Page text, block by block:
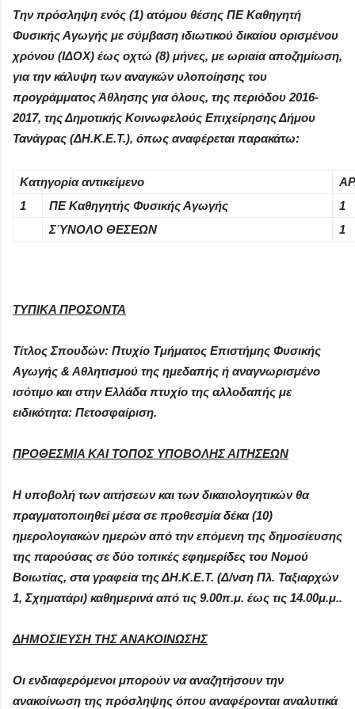
Την πρόσληψη ενός (1) ατόμου θέσης ΠΕ Καθηγητή
Φυσικής Αγωγής με σύμβαση ιδιωτικού δικαίου ορισμένου
χρόνου (ΙΔΟΧ) έως οχτώ (8) μήνες, με ωριαία αποζημίωση,
για την κάλυψη των αναγκών υλοποίησης του
προγράμματος Άθλησης για όλους, της περιόδου 2016-
2017, της Δημοτικής Κοινωφελούς Επιχείρησης Δήμου
Τανάγρας (ΔΗ.Κ.Ε.Τ.), όπως αναφέρεται παρακάτω:
Κατηγορία αντικείμενο
1
ΠΕ Καθηγητής Φυσικής Αγωγής
1
ΣΎΝΟΛΟ ΘΕΣΕΩΝ
1
ΤΥΠΙΚΑ ΠΡΟΣΟΝΤΑ
Τίτλος Σπουδών: Πτυχίο Τμήματος Επιστήμης Φυσικής
Αγωγής & Αθλητισμού της ημεδαπής ή αναγνωρισμένο
ισότιμο και στην Ελλάδα πτυχίο της αλλοδαπής με
ειδικότητα: Πετοσφαίριση.
ΠΡΟΘΕΣΜΙΑ ΚΑΙ ΤΟΠΟΣ ΥΠΟΒΟΛΗΣ ΑΙΤΗΣΕΩΝ
Η υποβολή των αιτήσεων και των δικαιολογητικών θα
πραγματοποιηθεί μέσα σε προθεσμία δέκα (10)
ημερολογιακών ημερών από την επόμενη της δημοσίευσης
της παρούσας σε δύο τοπικές εφημερίδες του Νομού
Βοιωτίας, στα γραφεία της ΔΗ.Κ.Ε.Τ. (Δ/νση Πλ. Ταξιαρχών
1, Σχηματάρι) καθημερινά από τις 9.00π.μ. έως τις 14.00μ.μ..
ΔΗΜΟΣΙΕΥΣΗ ΤΗΣ ΑΝΑΚΟΙΝΩΣΗΣ
Οι ενδιαφερόμενοι μπορούν να αναζητήσουν την
ανακοίνωση της πρόσληψης όπου αναφέρονται αναλυτικά